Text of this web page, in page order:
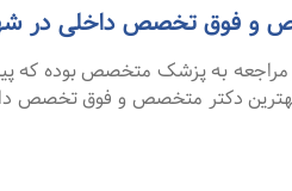
و فوق تخصص داخلی در
مراجعه به پزشک متخصص بوده که
بهترین دکتر متخصص و فوق